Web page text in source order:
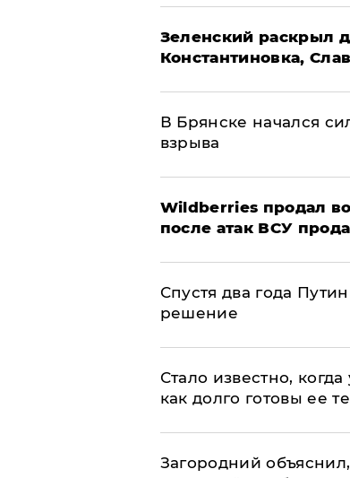
​Зеленский раскрыл
Константиновка,
В Брянске начался
взрыва
​Wildberries продал
после атак ВСУ
Спустя два года
решение
Стало известно,
как долго готовы ее
Загородний